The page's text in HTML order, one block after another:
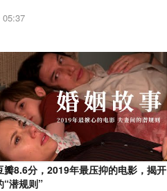
05:37
瓣8.6分，2019年最压抑的电影，揭开
“潜规则”